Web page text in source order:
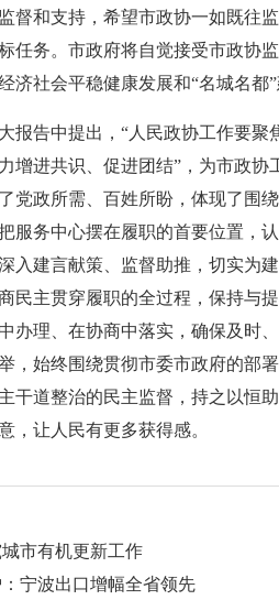
督和支持，希望市政协一如既往
任务。市政府将自觉接受市政协
济社会平稳健康发展和“名城名都
告中提出，“人民政协工作要聚
增进共识、促进团结”，为市政协
党政所需、百姓所盼，体现了围
服务中心摆在履职的首要位置，
入建言献策、监督助推，切实为
民主贯穿履职的全过程，保持与
办理、在协商中落实，确保及时
，始终围绕贯彻市委市政府的部
干道整治的民主监督，持之以恒
，让人民有更多获得感。
市有机更新工作
宁波出口增幅全省领先